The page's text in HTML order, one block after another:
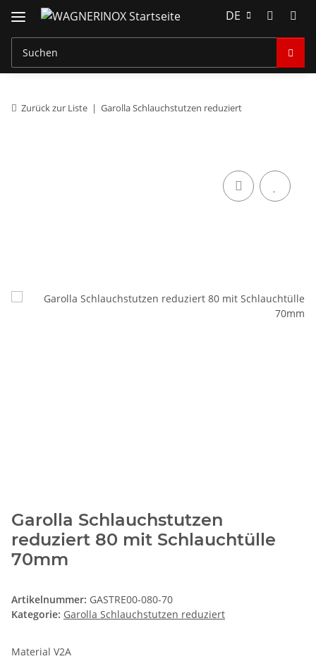
DE
Zurück zur Liste Garolla Schlauchstutzen reduziert
Garolla Schlauchstutzen
reduziert 80 mit Schlauchtülle
70mm
Artikelnummer: GASTRE00-080-70
Kategorie: Garolla Schlauchstutzen reduziert
Material V2A